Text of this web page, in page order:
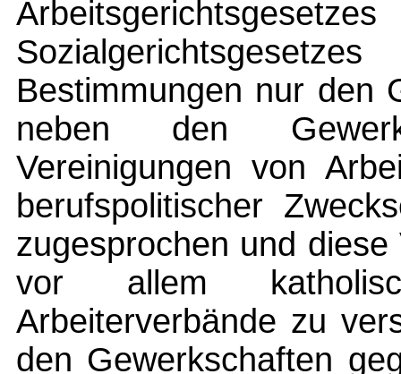
Bestimmungen nur den
neben den
Vereinigungen von
berufspolitischer
zugesprochen und
vor allem
Arbeiterverbände zu
den Gewerkschaften